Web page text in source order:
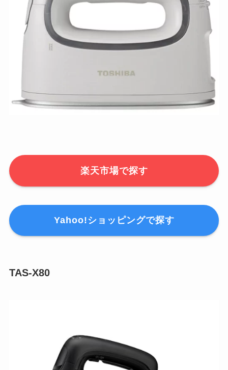
楽天市場で探す
Yahoo!ショッピングで探す
TAS-X80